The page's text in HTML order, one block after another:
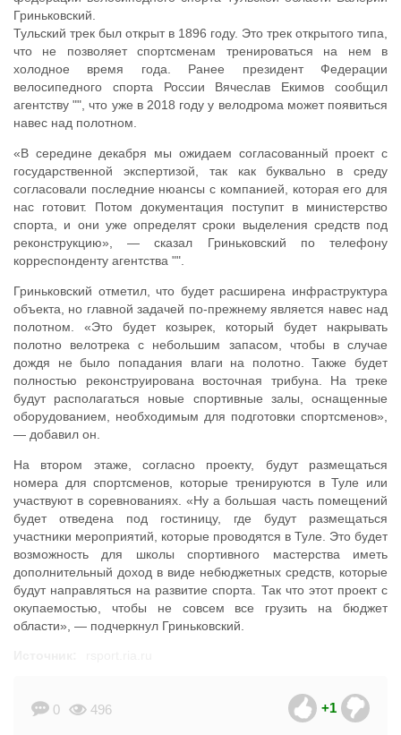
Гриньковский.
Тульский трек был открыт в 1896 году. Это трек открытого типа,
что не позволяет спортсменам тренироваться на нем в
холодное время года. Ранее президент Федерации
велосипедного спорта России Вячеслав Екимов сообщил
агентству "", что уже в 2018 году у велодрома может появиться
навес над полотном.
«В середине декабря мы ожидаем согласованный проект с
государственной экспертизой, так как буквально в среду
согласовали последние нюансы с компанией, которая его для
нас готовит. Потом документация поступит в министерство
спорта, и они уже определят сроки выделения средств под
реконструкцию», — сказал Гриньковский по телефону
корреспонденту агентства "".
Гриньковский отметил, что будет расширена инфраструктура
объекта, но главной задачей по-прежнему является навес над
полотном. «Это будет козырек, который будет накрывать
полотно велотрека с небольшим запасом, чтобы в случае
дождя не было попадания влаги на полотно. Также будет
полностью реконструирована восточная трибуна. На треке
будут располагаться новые спортивные залы, оснащенные
оборудованием, необходимым для подготовки спортсменов»,
— добавил он.
На втором этаже, согласно проекту, будут размещаться
номера для спортсменов, которые тренируются в Туле или
участвуют в соревнованиях. «Ну а большая часть помещений
будет отведена под гостиницу, где будут размещаться
участники мероприятий, которые проводятся в Туле. Это будет
возможность для школы спортивного мастерства иметь
дополнительный доход в виде небюджетных средств, которые
будут направляться на развитие спорта. Так что этот проект с
окупаемостью, чтобы не совсем все грузить на бюджет
области», — подчеркнул Гриньковский.
0 496 +1